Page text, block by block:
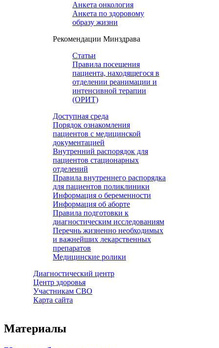
Анкета онкология
Анкета по здоровому
образу жизни
Рекомендации Минздрава
Статьи
Правила посещения
пациента, находящегося в
отделении реанимации и
интенсивной терапии
(ОРИТ)
Доступная среда
Порядок ознакомления
пациентов с медицинской
документацией
Внутренний распорядок для
пациентов стационарных
отделений
Правила внутреннего распорядка
для пациентов поликлиники
Информация о беременности
Информация об аборте
Правила подготовки к
диагностическим исследованиям
Перечнь жизненно необходимых
и важнейших лекарственных
препаратов
Медицинские ролики
Диагностический центр
Центр здоровья
Участникам СВО
Карта сайта
Материалы